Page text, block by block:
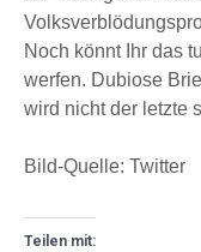
Noch könnt Ihr das
werfen. Dubiose
wird nicht der letzte
Bild-Quelle: Twitter
Teilen mit: